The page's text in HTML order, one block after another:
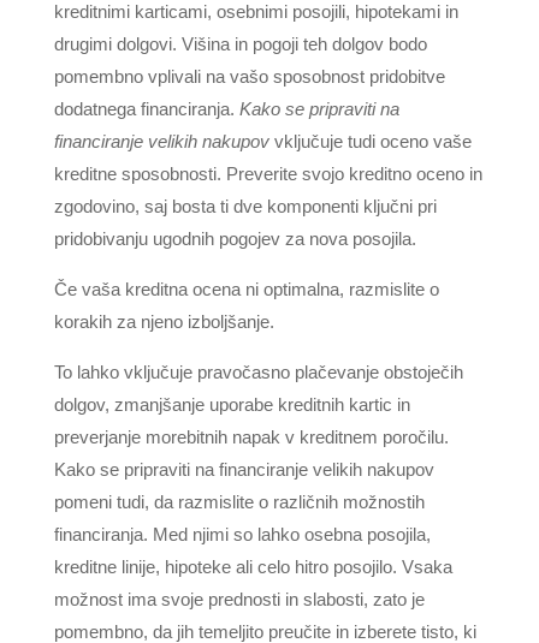
kreditnimi karticami, osebnimi posojili, hipotekami in
drugimi dolgovi. Višina in pogoji teh dolgov bodo
pomembno vplivali na vašo sposobnost pridobitve
dodatnega financiranja. Kako se pripraviti na
financiranje velikih nakupovvključuje tudi oceno vaše
kreditne sposobnosti. Preverite svojo kreditno oceno in
zgodovino, saj bosta ti dve komponenti ključni pri
pridobivanju ugodnih pogojev za nova posojila.
Če vaša kreditna ocena ni optimalna, razmislite o
korakih za njeno izboljšanje.
To lahko vključuje pravočasno plačevanje obstoječih
dolgov, zmanjšanje uporabe kreditnih kartic in
preverjanje morebitnih napak v kreditnem poročilu.
Kako se pripraviti na financiranje velikih nakupov
pomeni tudi, da razmislite o različnih možnostih
financiranja. Med njimi so lahko osebna posojila,
kreditne linije, hipoteke ali celo hitro posojilo. Vsaka
možnost ima svoje prednosti in slabosti, zato je
pomembno, da jih temeljito preučite in izberete tisto, ki